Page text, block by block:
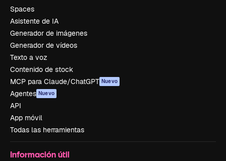
Spaces
Asistente de IA
Generador de imágenes
Generador de vídeos
Texto a voz
Contenido de stock
MCP para Claude/ChatGPT Nuevo
Agentes Nuevo
API
App móvil
Todas las herramientas
Información útil